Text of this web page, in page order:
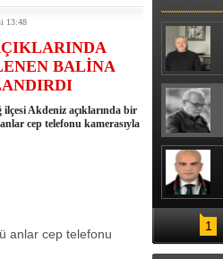
13:48
BALİNA
ilçesi Akdeniz açıklarında bir
cep telefonu kamerasıyla
anlar cep telefonu
1